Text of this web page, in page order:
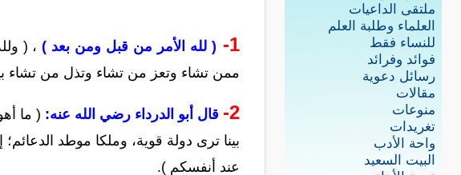
ملتقى الداعيات
العلماء وطلبة العلم
للنساء فقط
فوائد وفرائد
رسائل دعوية
مقالات
منوعات
تغريدات
واحة الأدب
البيت السعيد
1- ( لله الأمر من قبل ومن بعد ) ، (
ممن تشاء وتعز من تشاء وتذل من تشاء
2- قال أبو الدرداء رضي الله عنه: ( ما
بينا ترى دولة قوية، وملكا موطد
عند أنفسكم ).